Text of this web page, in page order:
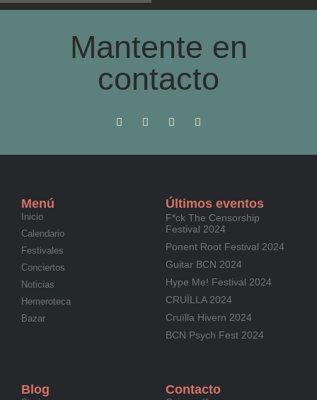
Mantente en
contacto
Menú
Inicio
Calendario
Festivales
Conciertos
Noticias
Hemeroteca
Bazar
Últimos eventos
F*ck The Censorship
Festival 2024
Ponent Root Festival 2024
Guitar BCN 2024
Hype Me! Festival 2024
CRUÏLLA 2024
Cruïlla Hivern 2024
BCN Psych Fest 2024
Blog Contacto